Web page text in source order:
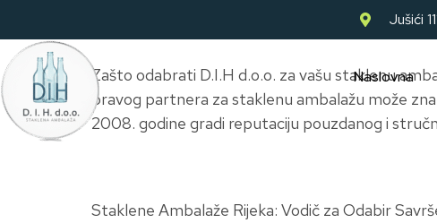
Jušići
Naslovna
Zašto odabrati D.I.H d.o.o. za vašu staklenu
pravog partnera za staklenu ambalažu može
2008. godine gradi reputaciju pouzdanog i
Staklene Ambalaže Rijeka: Vodič za Odabir